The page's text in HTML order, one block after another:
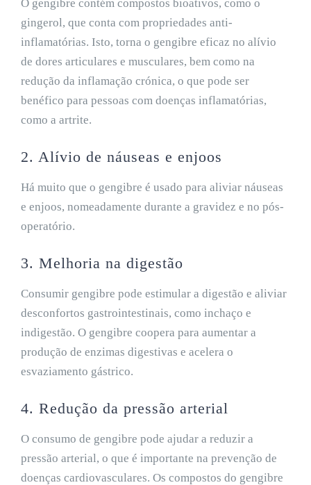
O gengibre contém compostos bioativos, como o
gingerol, que conta com propriedades anti-
inflamatórias. Isto, torna o gengibre eficaz no alívio
de dores articulares e musculares, bem como na
redução da inflamação crónica, o que pode ser
benéfico para pessoas com doenças inflamatórias,
como a artrite.
2. Alívio de náuseas e enjoos
Há muito que o gengibre é usado para aliviar náuseas
e enjoos, nomeadamente durante a gravidez e no pós-
operatório.
3. Melhoria na digestão
Consumir gengibre pode estimular a digestão e aliviar
desconfortos gastrointestinais, como inchaço e
indigestão. O gengibre coopera para aumentar a
produção de enzimas digestivas e acelera o
esvaziamento gástrico.
4. Redução da pressão arterial
O consumo de gengibre pode ajudar a reduzir a
pressão arterial, o que é importante na prevenção de
doenças cardiovasculares. Os compostos do gengibre